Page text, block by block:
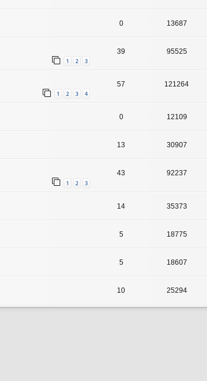
0 13687
1 2 3
39 95525
1 2 3 4
57 121264
0 12109
13 30907
1 2 3
43 92237
14 35373
5 18775
5 18607
10 25294